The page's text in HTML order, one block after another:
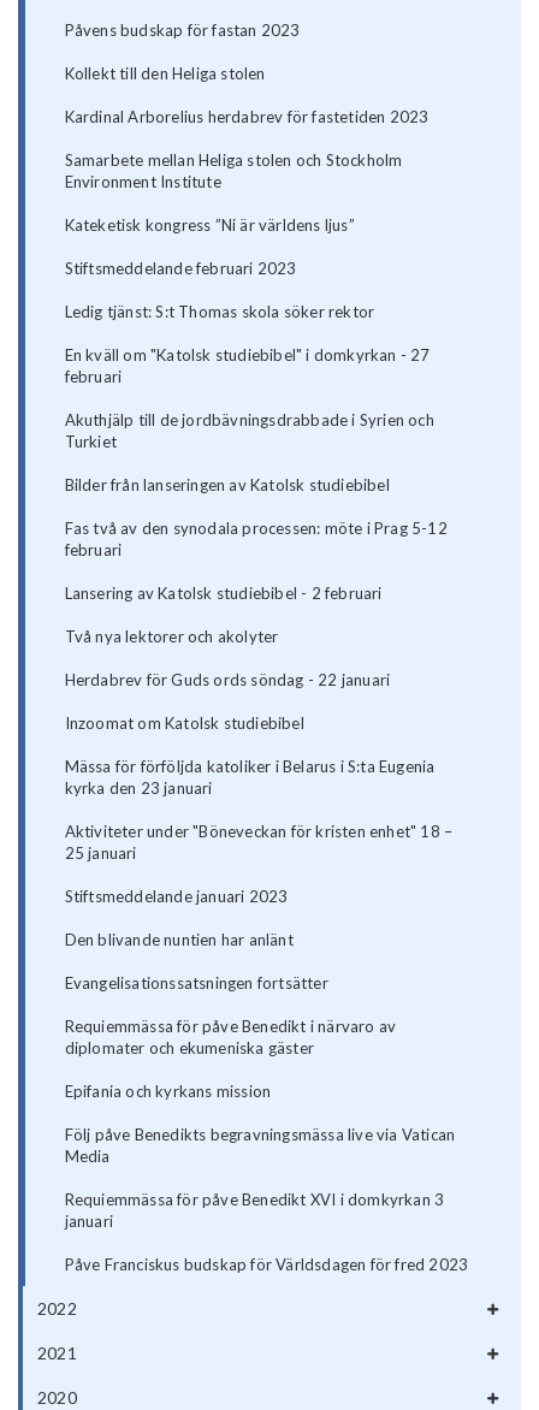
Påvens budskap för fastan 2023
Kollekt till den Heliga stolen
Kardinal Arborelius herdabrev för fastetiden 2023
Samarbete mellan Heliga stolen och Stockholm
Environment Institute
Kateketisk kongress ”Ni är världens ljus”
Stiftsmeddelande februari 2023
Ledig tjänst: S:t Thomas skola söker rektor
En kväll om "Katolsk studiebibel" i domkyrkan - 27
februari
Akuthjälp till de jordbävningsdrabbade i Syrien och
Turkiet
Bilder från lanseringen av Katolsk studiebibel
Fas två av den synodala processen: möte i Prag 5-12
februari
Lansering av Katolsk studiebibel - 2 februari
Två nya lektorer och akolyter
Herdabrev för Guds ords söndag - 22 januari
Inzoomat om Katolsk studiebibel
Mässa för förföljda katoliker i Belarus i S:ta Eugenia
kyrka den 23 januari
Aktiviteter under "Böneveckan för kristen enhet" 18 –
25 januari
Stiftsmeddelande januari 2023
Den blivande nuntien har anlänt
Evangelisationssatsningen fortsätter
Requiemmässa för påve Benedikt i närvaro av
diplomater och ekumeniska gäster
Epifania och kyrkans mission
Följ påve Benedikts begravningsmässa live via Vatican
Media
Requiemmässa för påve Benedikt XVI i domkyrkan 3
januari
Påve Franciskus budskap för Världsdagen för fred 2023
2022
2021
2020